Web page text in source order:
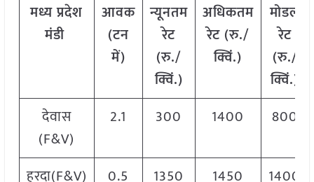
मध्यप्रदेश
मंडी
आवक
(टन
में)
न्यूनतम
रेट
(रु./
क्विं.)
अधिकतम
रेट (रु./
क्विं.)
मोडल
रेट
(रु./
क्विं.)
देवास
(F&V)
2.1 300 1400 800
हरदा(F&V) 0.5 1350 1450 1400